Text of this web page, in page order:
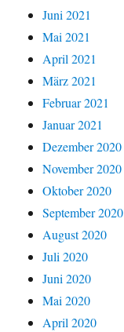
Juni 2021
Mai 2021
April 2021
März 2021
Februar 2021
Januar 2021
Dezember 2020
November 2020
Oktober 2020
September 2020
August 2020
Juli 2020
Juni 2020
Mai 2020
April 2020